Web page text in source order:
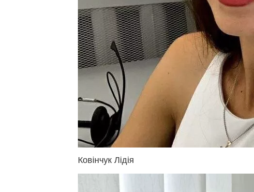
Ковінчук Лідія